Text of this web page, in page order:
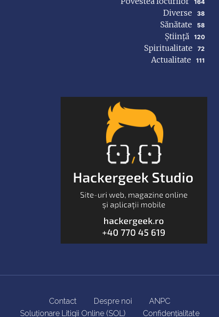
164
Diverse 38
Sănătate 58
Știință 120
Spiritualitate 72
Actualitate 111
Contact Despre noi
ANPC
Soluționare Litigii Online (SOL)
Confidențialitate